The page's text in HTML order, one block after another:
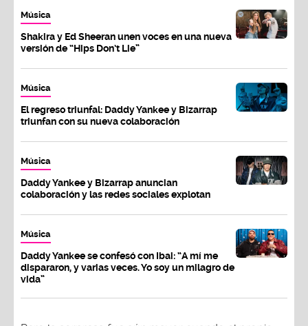
Música
Shakira y Ed Sheeran unen voces en una nueva
versión de “Hips Don’t Lie”
Música
El regreso triunfal: Daddy Yankee y Bizarrap
triunfan con su nueva colaboración
Música
Daddy Yankee y Bizarrap anuncian
colaboración y las redes sociales explotan
Música
Daddy Yankee se confesó con Ibai: “A mí me
dispararon, y varias veces. Yo soy un milagro de
vida”